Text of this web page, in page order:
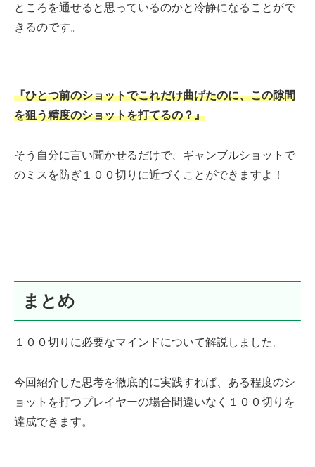
ところを通せると思っているのかと冷静になることがで
きるのです。
『ひとつ前のショットでこれだけ曲げたのに、この隙間
を狙う精度のショットを打てるの？』
そう自分に言い聞かせるだけで、ギャンブルショットで
のミスを防ぎ１００切りに近づくことができますよ！
まとめ
１００切りに必要なマインドについて解説しました。
今回紹介した思考を徹底的に実践すれば、ある程度のシ
ョットを打つプレイヤーの場合間違いなく１００切りを
達成できます。